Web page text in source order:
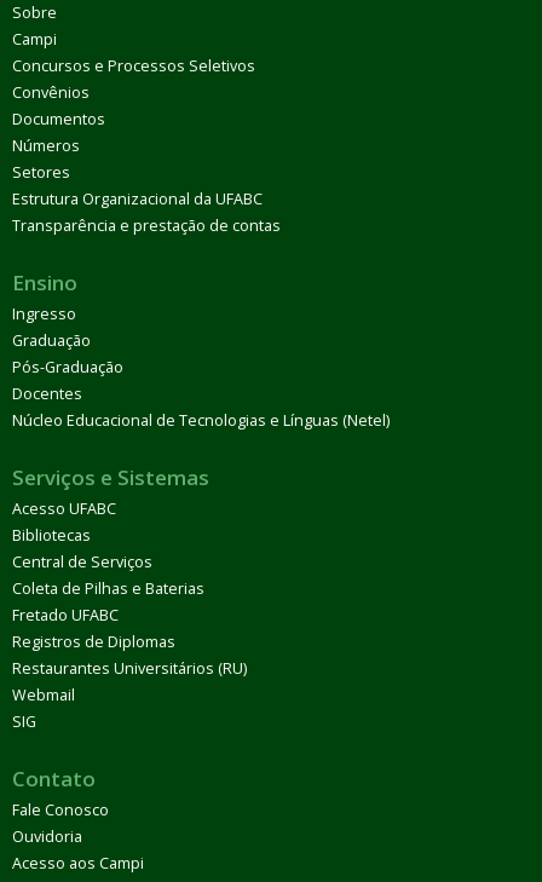
Sobre
Campi
Concursos e Processos Seletivos
Convênios
Documentos
Números
Setores
Estrutura Organizacional da UFABC
Transparência e prestação de contas
Ensino
Ingresso
Graduação
Pós-Graduação
Docentes
Núcleo Educacional de Tecnologias e Línguas (Netel)
Serviços e Sistemas
Acesso UFABC
Bibliotecas
Central de Serviços
Coleta de Pilhas e Baterias
Fretado UFABC
Registros de Diplomas
Restaurantes Universitários (RU)
Webmail
SIG
Contato
Fale Conosco
Ouvidoria
Acesso aos Campi